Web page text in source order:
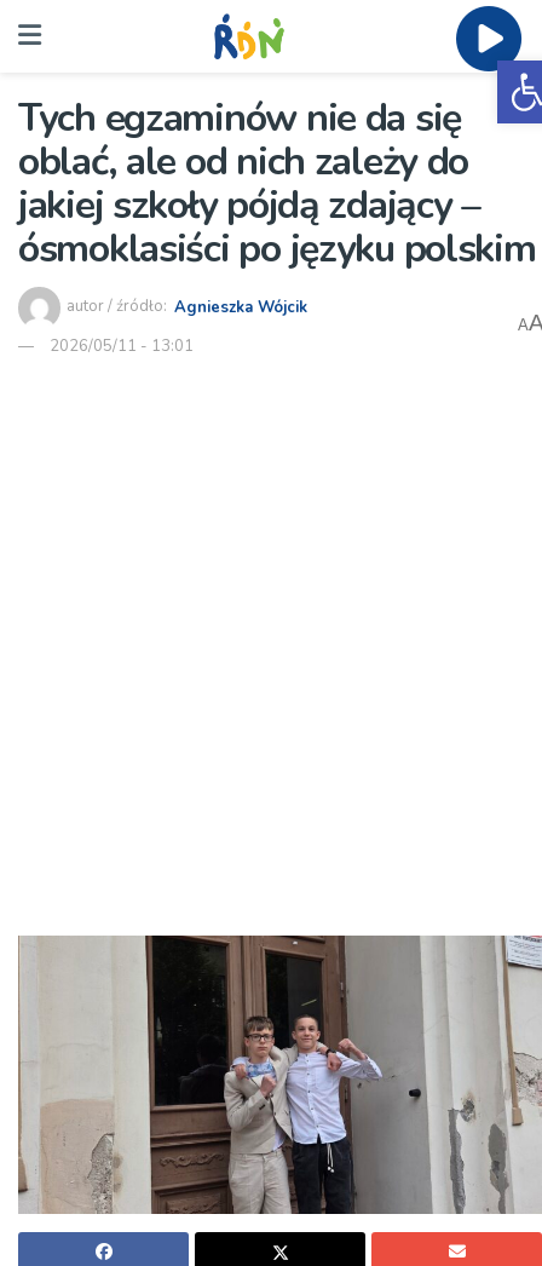
Tych egzaminów nie da się
oblać, ale od nich zależy do
jakiej szkoły pójdą zdający –
ósmoklasiści po języku polskim
autor / źródło: Agnieszka Wójcik
2026/05/11 - 13:01
A